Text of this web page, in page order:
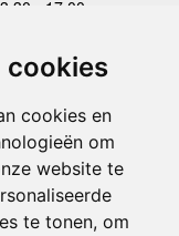
cookies
cookies en
om
website te
te tonen, om
- 17.00
- 17.00
- 17.00